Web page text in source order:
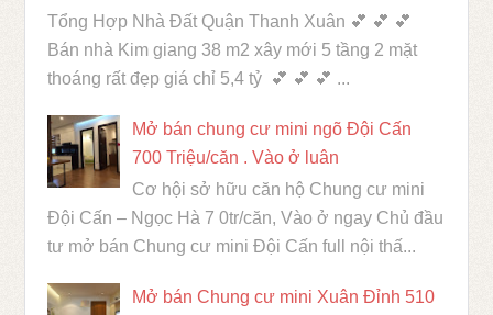
Tổng Hợp Nhà Đất Quận Thanh Xuân 💕 💕 💕
Bán nhà Kim giang 38 m2 xây mới 5 tầng 2 mặt
thoáng rất đẹp giá chỉ 5,4 tỷ 💕 💕 💕 ...
Mở bán chung cư mini ngõ Đội Cấn
700 Triệu/căn . Vào ở luân
Cơ hội sở hữu căn hộ Chung cư mini
Đội Cấn – Ngọc Hà 7 0tr/căn, Vào ở ngay Chủ đầu
tư mở bán Chung cư mini Đội Cấn full nội thấ...
Mở bán Chung cư mini Xuân Đỉnh 510